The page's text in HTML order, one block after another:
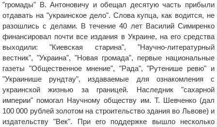
"громады" В. Антоновичу и обещал десятую часть прибыли
отдавать на "украинское дело". Слова купца, как водится, не
разошлись с делами. В течение 40 лет Василий Симиренко
финансировал почти все издания в Украине, на его средства
выходили: "Киевская старина", "Научно-литературный
вестник", "Украина", "Новая громада", первые национальные
газеты "Общественное мнение", "Рада", "Рутенише ревю" и
"Украинише рундтау", издаваемые для ознакомления с
украинской жизнью за границей. Наследник "сахарной
империи" помогал Научному обществу им. Т. Шевченко (дал
100 000 рублей золотом на строительство здания во Львове) и
издательству "Век". При его поддержке вышло несколько